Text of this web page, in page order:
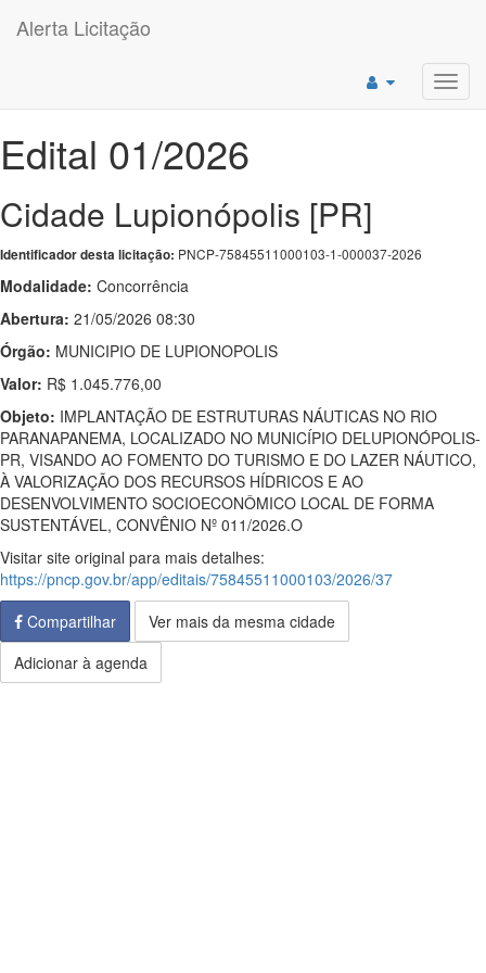
Alerta Licitação
Edital 01/2026
Cidade Lupionópolis [PR]
Identificador desta licitação: PNCP-75845511000103-1-000037-2026
Modalidade: Concorrência
Abertura: 21/05/2026 08:30
Órgão: MUNICIPIO DE LUPIONOPOLIS
Valor: R$ 1.045.776,00
Objeto: IMPLANTAÇÃO DE ESTRUTURAS NÁUTICAS NO RIO
PARANAPANEMA, LOCALIZADO NO MUNICÍPIO DELUPIONÓPOLIS-
PR, VISANDO AO FOMENTO DO TURISMO E DO LAZER NÁUTICO,
À VALORIZAÇÃO DOS RECURSOS HÍDRICOS E AO
DESENVOLVIMENTO SOCIOECONÔMICO LOCAL DE FORMA
SUSTENTÁVEL, CONVÊNIO Nº 011/2026.O
Visitar site original para mais detalhes:
https://pncp.gov.br/app/editais/75845511000103/2026/37
Compartilhar
Ver mais da mesma cidade
Adicionar à agenda